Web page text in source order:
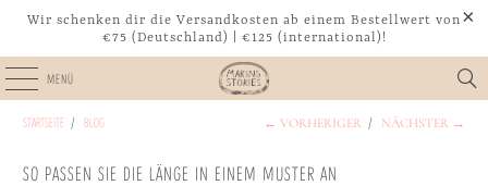
Wir schenken dir die Versandkosten ab einem Bestellwert von
€75 (Deutschland) | €125 (international)!
MENÜ
STARTSEITE / BLOG ← VORHERIGER / NÄCHSTER →
SO PASSEN SIE DIE LÄNGE IN EINEM MUSTER AN